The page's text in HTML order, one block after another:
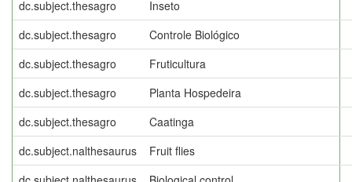
dc.subject.thesagro
Inseto
dc.subject.thesagro
Controle Biológico
dc.subject.thesagro
Fruticultura
dc.subject.thesagro
Planta Hospedeira
dc.subject.thesagro
Caatinga
dc.subject.nalthesaurus
Fruit flies